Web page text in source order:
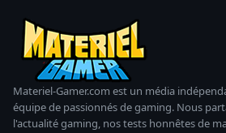
Materiel-Gamer.com est un média
équipe de passionnés de gaming. Nous
l'actualité gaming, nos tests honnêtes de